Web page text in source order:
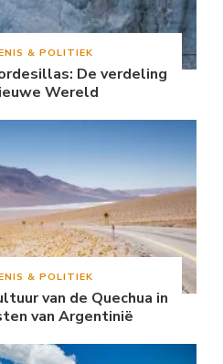
& POLITIEK
De verdeling
Wereld
& POLITIEK
van de Quechua in
van Argentinië